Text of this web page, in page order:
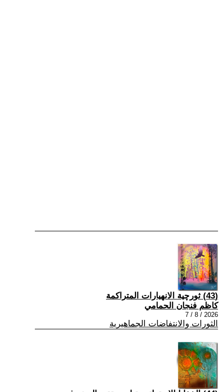
(43) ثورچية الانهيارات المتراكمة
كاظم فنجان الحمامي
2026 / 8 / 7
الثورات والانتفاضات الجماهيرية